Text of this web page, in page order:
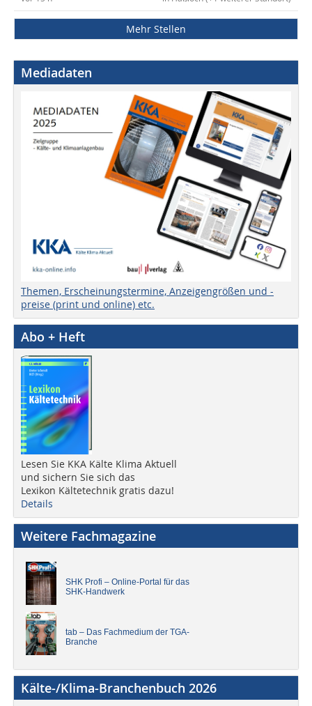
Mehr Stellen
Mediadaten
Themen, Erscheinungstermine, Anzeigengrößen und -
preise (print und online) etc.
Abo + Heft
Lesen Sie KKA Kälte Klima Aktuell
und sichern Sie sich das
Lexikon Kältetechnik gratis dazu!
Details
Weitere Fachmagazine
SHK Profi – Online-Portal für das
SHK-Handwerk
tab – Das Fachmedium der TGA-
Branche
Kälte-/Klima-Branchenbuch 2026